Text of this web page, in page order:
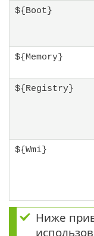
${Boot}
${Memory}
${Registry}
${Wmi}
Ниже